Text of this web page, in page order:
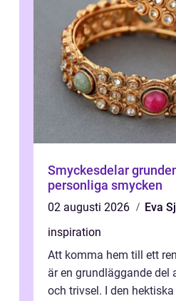
Smyckesdelar grunden för hållbara och
personliga smycken
02 augusti 2026
Eva
inspiration
Att komma hem till ett
är en grundläggande del
och trivsel. I den